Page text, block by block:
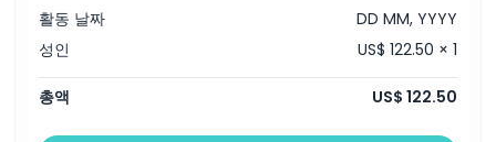
활동 날짜
DD MM, YYYY
성인
US$ 122.50 × 1
총액 US$ 122.50